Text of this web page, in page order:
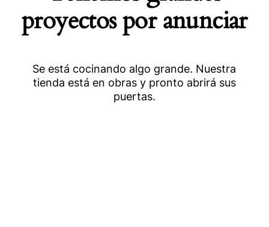
proyectos por anunciar
Se está cocinando algo grande. Nuestra
tienda está en obras y pronto abrirá sus
puertas.